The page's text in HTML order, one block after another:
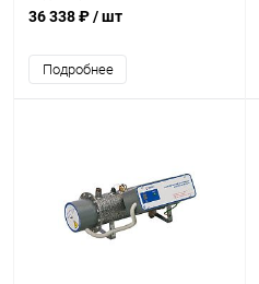
36 338 ₽/ шт
Подробнее